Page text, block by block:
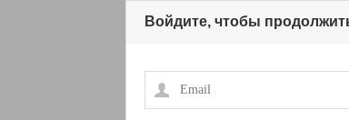
Войдите, чтобы
Email